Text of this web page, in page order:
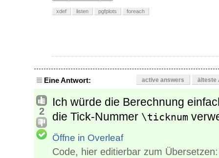
xdef listen pgfplots foreach
Eine Antwort: active answers älteste
2
Ich würde die Berechnung
die Tick-Nummer \ticknum
Öffne in Overleaf
Code, hier editierbar zum Übersetzen: